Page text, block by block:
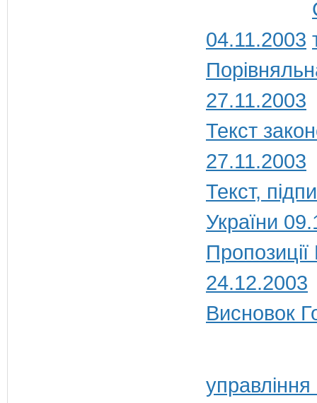
04.11.2003
27.11.2003
Текст
27.11.2003
Текст,
України
24.12.2003
Висновок